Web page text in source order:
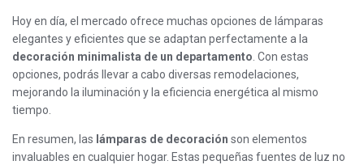
Hoy en día, el mercado ofrece muchas opciones de lámparas
elegantes y eficientes que se adaptan perfectamente a la
decoración minimalista de un departamento . Con estas
opciones, podrás llevar a cabo diversas remodelaciones,
mejorando la iluminación y la eficiencia energética al mismo
tiempo.
En resumen, las lámparas de decoración son elementos
invaluables en cualquier hogar. Estas pequeñas fuentes de luz no